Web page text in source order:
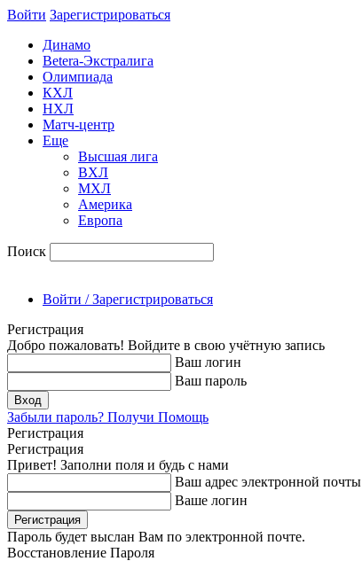
Войти Зарегиcтрироваться
Динамо
Betera-Экстралига
Олимпиада
КХЛ
НХЛ
Матч-центр
Еще
Высшая лига
ВХЛ
МХЛ
Америка
Европа
Поиск
Войти / Зарегистрироваться
Регистрация
Добро пожаловать! Войдите в свою учётную запись
Ваш логин
Ваш пароль
Забыли пароль? Получи Помощь
Регистрация
Регистрация
Привет! Заполни поля и будь с нами
Ваш адрес электронной почты
Ваше логин
Пароль будет выслан Вам по электронной почте.
Восстановление Пароля